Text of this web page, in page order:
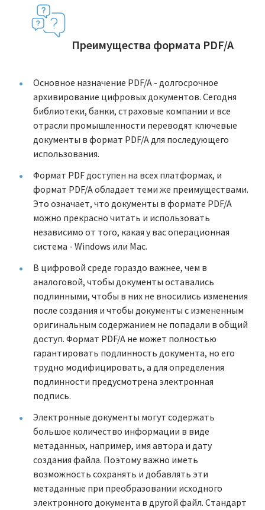
Преимущества формата PDF/A
Основное назначение PDF/A - долгосрочное
архивирование цифровых документов. Сегодня
библиотеки, банки, страховые компании и все
отрасли промышленности переводят ключевые
документы в формат PDF/A для последующего
использования.
Формат PDF доступен на всех платформах, и
формат PDF/A обладает теми же преимуществами.
Это означает, что документы в формате PDF/A
можно прекрасно читать и использовать
независимо от того, какая у вас операционная
система - Windows или Mac.
В цифровой среде гораздо важнее, чем в
аналоговой, чтобы документы оставались
подлинными, чтобы в них не вносились изменения
после создания и чтобы документы с измененным
оригинальным содержанием не попадали в общий
доступ. Формат PDF/A не может полностью
гарантировать подлинность документа, но его
трудно модифицировать, а для определения
подлинности предусмотрена электронная
подпись.
Электронные документы могут содержать
большое количество информации в виде
метаданных, например, имя автора и дату
создания файла. Поэтому важно иметь
возможность сохранять и добавлять эти
метаданные при преобразовании исходного
электронного документа в другой файл. Стандарт